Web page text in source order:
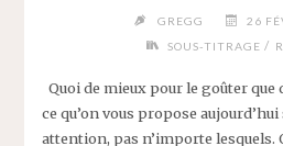
GREGG
26
SOUS-TITRAGE /
Quoi de mieux pour le goûter que
ce qu’on vous propose
attention, pas n’importe lesquels.